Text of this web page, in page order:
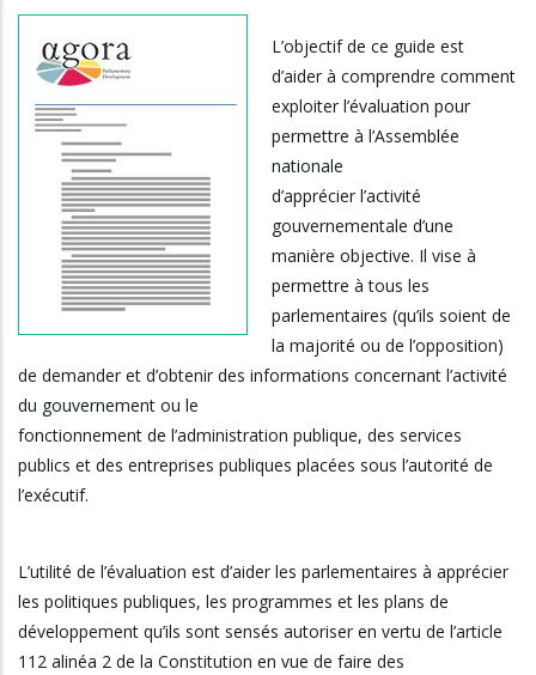
L’objectif de ce guide est
d’aider à comprendre comment
exploiter l’évaluation pour
permettre à l’Assemblée
nationale
d’apprécier l’activité
gouvernementale d’une
manière objective. Il vise à
permettre à tous les
parlementaires (qu’ils soient de
la majorité ou de l’opposition)
de demander et d’obtenir des informations concernant l’activité
du gouvernement ou le
fonctionnement de l’administration publique, des services
publics et des entreprises publiques placées sous l’autorité de
l’exécutif.
L’utilité de l’évaluation est d’aider les parlementaires à apprécier
les politiques publiques, les programmes et les plans de
développement qu’ils sont sensés autoriser en vertu de l’article
112 alinéa 2 de la Constitution en vue de faire des